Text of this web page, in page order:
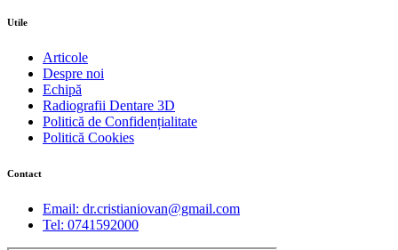
Utile
Articole
Despre noi
Echipă
Radiografii Dentare 3D
Politică de Confidențialitate
Politică Cookies
Contact
Email: dr.cristianiovan@gmail.com
Tel: 0741592000